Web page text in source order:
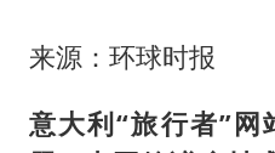
来源：环球时报
意大利“旅行者”